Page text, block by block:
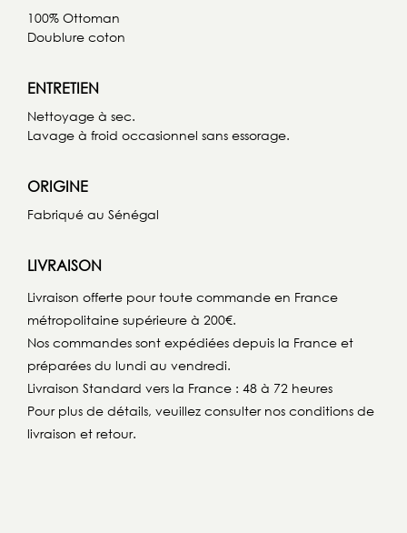
100% Ottoman
Doublure coton
ENTRETIEN
Nettoyage à sec.
Lavage à froid occasionnel sans essorage.
ORIGINE
Fabriqué au Sénégal
LIVRAISON
Livraison offerte pour toute commande en France
métropolitaine supérieure à 200€.
Nos commandes sont expédiées depuis la France et
préparées du lundi au vendredi.
Livraison Standard vers la France : 48 à 72 heures
Pour plus de détails, veuillez consulter nos conditions de
livraison et retour.